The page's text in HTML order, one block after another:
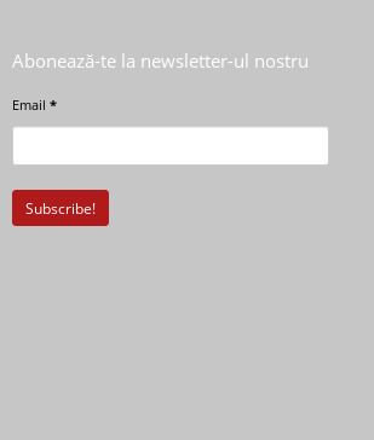
Abonează-te la newsletter-ul nostru
Email *